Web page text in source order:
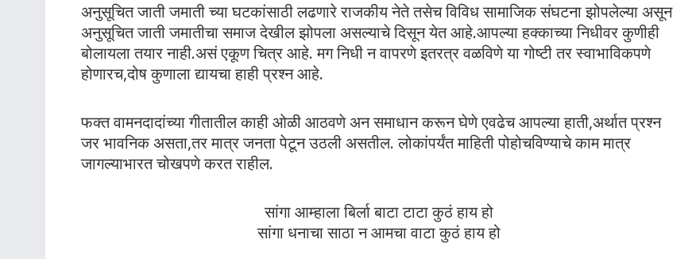
अनुसूचित जाती जमाती च्या घटकांसाठी लढणारे राजकीय नेते तसेच विविध सामाजिक संघटना झोपलेल्या असून
अनुसूचित जाती जमातीचा समाज देखील झोपला असल्याचे दिसून येत आहे.आपल्या हक्काच्या निधीवर कुणीही
बोलायला तयार नाही.असं एकूण चित्र आहे. मग निधी न वापरणे इतरत्र वळविणे या गोष्टी तर स्वाभाविकपणे
होणारच,दोष कुणाला द्यायचा हाही प्रश्न आहे.
फक्त वामनदादांच्या गीतातील काही ओळी आठवणे अन समाधान करून घेणे एवढेच आपल्या हाती,अर्थात प्रश्न
जर भावनिक असता,तर मात्र जनता पेटून उठली असतील. लोकांपर्यंत माहिती पोहोचविण्याचे काम मात्र
जागल्याभारत चोखपणे करत राहील.
सांगा आम्हाला बिर्ला बाटा टाटा कुठं हाय हो
सांगा धनाचा साठा न आमचा वाटा कुठं हाय हो